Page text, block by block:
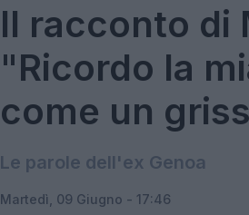
Il racconto di
"Ricordo la
come un
Le parole dell'ex Genoa
Martedì, 09 Giugno - 17:46